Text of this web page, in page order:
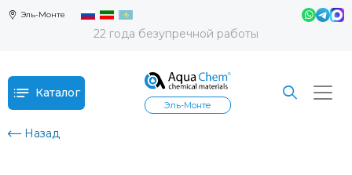
Эль-Монте
22 года безупречной работы
Каталог
Эль-Монте
Назад